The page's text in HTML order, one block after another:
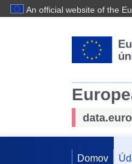
An official website of the
Domov